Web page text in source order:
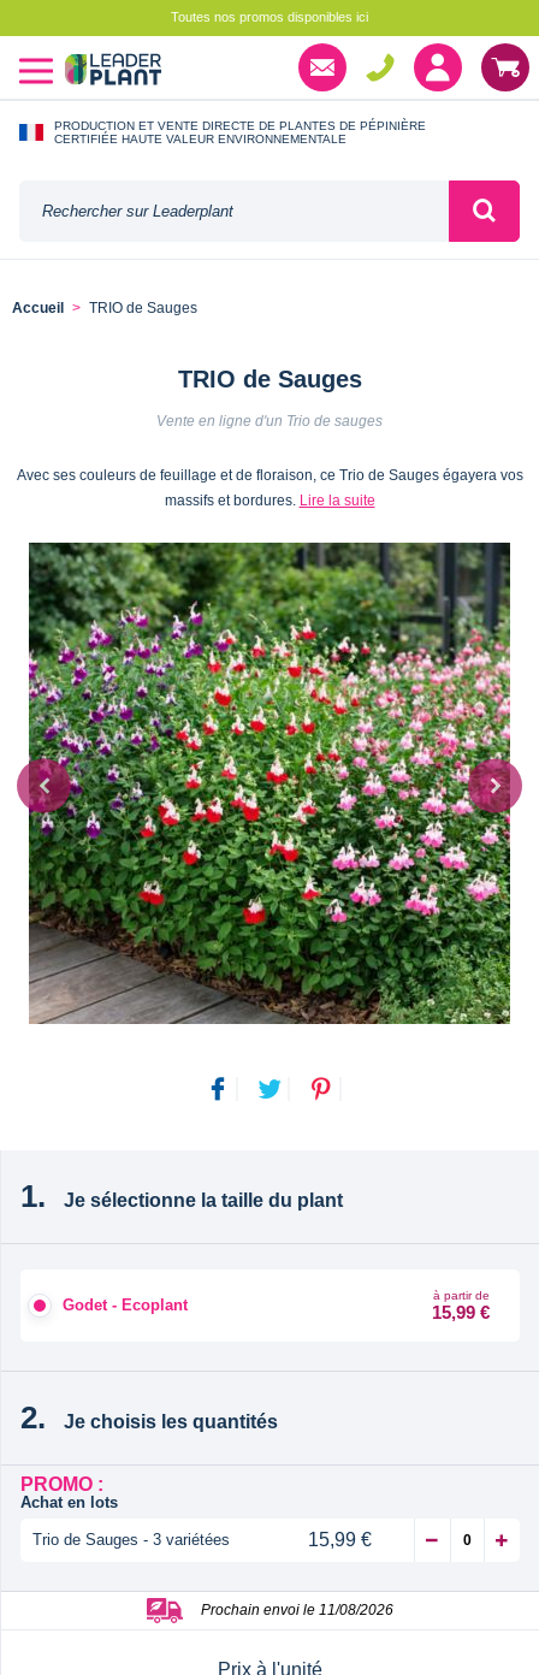
Toutes nos promos disponibles ici
PRODUCTION ET VENTE DIRECTE DE PLANTES DE PÉPINIÈRE
CERTIFIÉE HAUTE VALEUR ENVIRONNEMENTALE
Accueil TRIO de Sauges
TRIO de Sauges
Vente en ligne d'un Trio de sauges
Avec ses couleurs de feuillage et de floraison, ce Trio de Sauges égayera vos
massifs et bordures. Lire la suite
Je sélectionne la taille du plant
Godet - Ecoplant
à partir de
15,99 €
Je choisis les quantités
PROMO :
Achat en lots
Trio de Sauges - 3 variétées 15,99 €
Prochain envoi le 11/08/2026
Prix à l'unité